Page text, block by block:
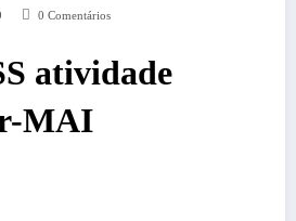
0 Comentários
atividade
MAI